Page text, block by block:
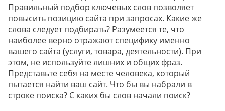
Правильный подбор ключевых слов позволяет
повысить позицию сайта при запросах. Какие же
слова следует подбирать? Разумеется те, что
наиболее верно отражают специфику именно
вашего сайта (услуги, товара, деятельности). При
этом, не используйте лишних и общих фраз.
Представьте себя на месте человека, который
пытается найти ваш сайт. Что бы вы набрали в
строке поиска? С каких бы слов начали поиск?